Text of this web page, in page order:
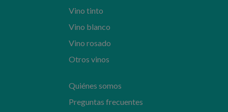
Vino tinto
Vino blanco
Vino rosado
Otros vinos
Quiénes somos
Preguntas frecuentes